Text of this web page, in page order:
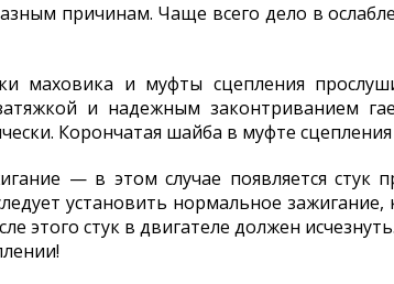
причинам. Чаще всего дело в
маховика и муфты сцепления
и надежным законтриванием
Корончатая шайба в муфте
— в этом случае появляется стук
установить нормальное
этого стук в двигателе должен исчезнуть.